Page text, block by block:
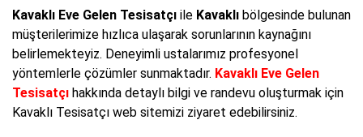
Kavaklı Eve Gelen Tesisatçı ile Kavaklı bölgesinde bulunan
müşterilerimize hızlıca ulaşarak sorunlarının kaynağını
belirlemekteyiz. Deneyimli ustalarımız profesyonel
yöntemlerle çözümler sunmaktadır. Kavaklı Eve Gelen
Tesisatçı hakkında detaylı bilgi ve randevu oluşturmak için
Kavaklı Tesisatçı web sitemizi ziyaret edebilirsiniz.